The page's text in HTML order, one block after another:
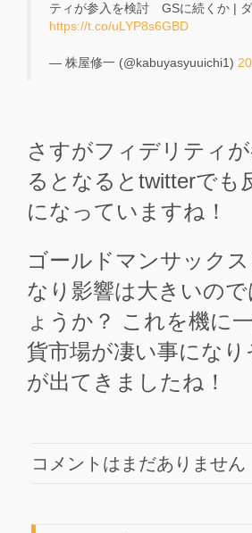
ティが参入を検討 GSに続くか |
https://t.co/uLYP8s6GBD
— 株屋修一 (@kabuyasyuuichi1)
さすがフィデリティが
るとなるとtwitterでも
になっていますね！
ゴールドマンサック
なり影響は大きいの
ょうか？ これを機に
貨市場が凄い事になり
が出てきましたね！
コメントはまだありません